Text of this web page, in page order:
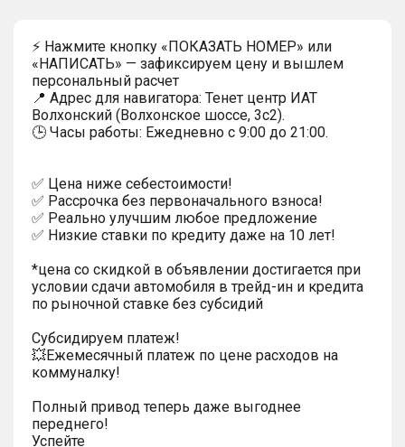
⚡ Нажмите кнопку «ПОКАЗАТЬ НОМЕР» или
«НАПИСАТЬ» — зафиксируем цену и вышлем
персональный расчет
📍 Адрес для навигатора: Тенет центр ИАТ
Волхонский (Волхонское шоссе, 3с2).
🕒 Часы работы: Ежедневно с 9:00 до 21:00.
✅ Цена ниже себестоимости!
✅ Рассрочка без первоначального взноса!
✅ Реально улучшим любое предложение
✅ Низкие ставки по кредиту даже на 10 лет!
*цена со скидкой в объявлении достигается при
условии сдачи автомобиля в трейд-ин и кредита
по рыночной ставке без субсидий
Субсидируем платеж!
💥Ежемесячный платеж по цене расходов на
коммуналку!
Полный привод теперь даже выгоднее
переднего!
Успейте